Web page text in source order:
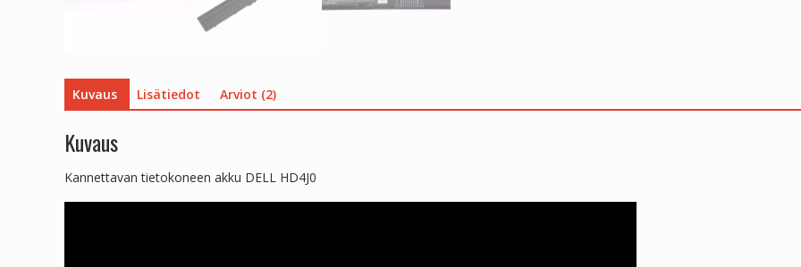
Kuvaus Lisätiedot Arviot (2)
Kuvaus
Kannettavan tietokoneen akku DELL HD4J0